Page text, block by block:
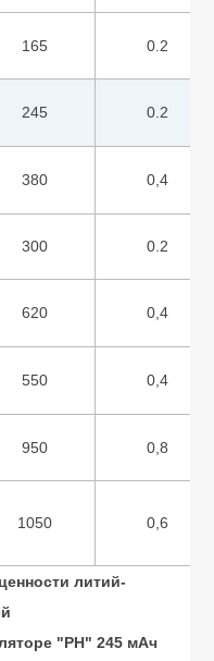
165 0.2
245 0.2
380 0,4
300 0.2
620 0,4
550 0,4
950 0,8
1050 0,6
литий-
"PH" 245 мАч